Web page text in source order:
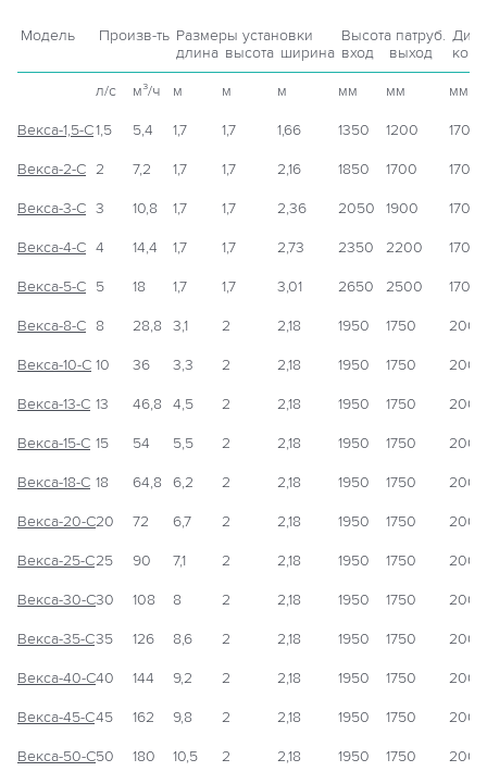
Модель Произв-ть Размеры установки Высота патруб.
длина высота ширина вход выход
л/с м³/ч м м м мм мм мм
Векса-1,5-С1,5 5,4 1,7 1,7 1,66 1350 1200 1700
Векса-2-С 2 7,2 1,7 1,7 2,16 1850 1700 1700
Векса-3-С 3 10,8 1,7 1,7 2,36 2050 1900 1700
Векса-4-С 4 14,4 1,7 1,7 2,73 2350 2200 1700
Векса-5-С 5 18 1,7 1,7 3,01 2650 2500 1700
Векса-8-С 8 28,8 3,1 2 2,18 1950 1750 2000
Векса-10-С 10 36 3,3 2 2,18 1950 1750 2000
Векса-13-С 13 46,8 4,5 2 2,18 1950 1750 2000
Векса-15-С 15 54 5,5 2 2,18 1950 1750 2000
Векса-18-С 18 64,8 6,2 2 2,18 1950 1750 2000
Векса-20-С20 72 6,7 2 2,18 1950 1750 2000
Векса-25-С25 90 7,1 2 2,18 1950 1750 2000
Векса-30-С30 108 8 2 2,18 1950 1750 2000
Векса-35-С35 126 8,6 2 2,18 1950 1750 2000
Векса-40-С40 144 9,2 2 2,18 1950 1750 2000
Векса-45-С45 162 9,8 2 2,18 1950 1750 2000
Векса-50-С50 180 10,5 2 2,18 1950 1750 2000